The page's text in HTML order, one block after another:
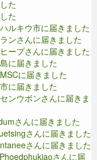
た
た
ルキウ市に届きました
ンさんに届きました
ープさんに届きました
に届きました
に届きました
に届きました
ンウボンさんに届きま
さんに届きました
さんに届きました
さんに届きました
さんに届